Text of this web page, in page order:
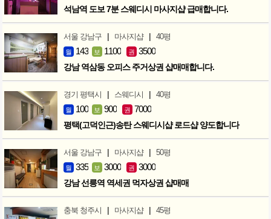
석남역 도보 7분 스웨디시 마사지샵 급매합니다.
서울 강남구 | 마사지샵 | 40평
월 143 보 1100 권 3500
강남 역삼동 오피스 주거상권 샵매매합니다.
경기 평택시 | 스웨디시 | 40평
월 100 보 900 권 7000
평택(고덕인근)송탄 스웨디시샵 로드샵 양도합니다
서울 강남구 | 마사지샵 | 50평
월 335 보 3000 권 3000
강남 선릉역 역세권 먹자상권 샵매매
충북 청주시 | 마사지샵 | 45평